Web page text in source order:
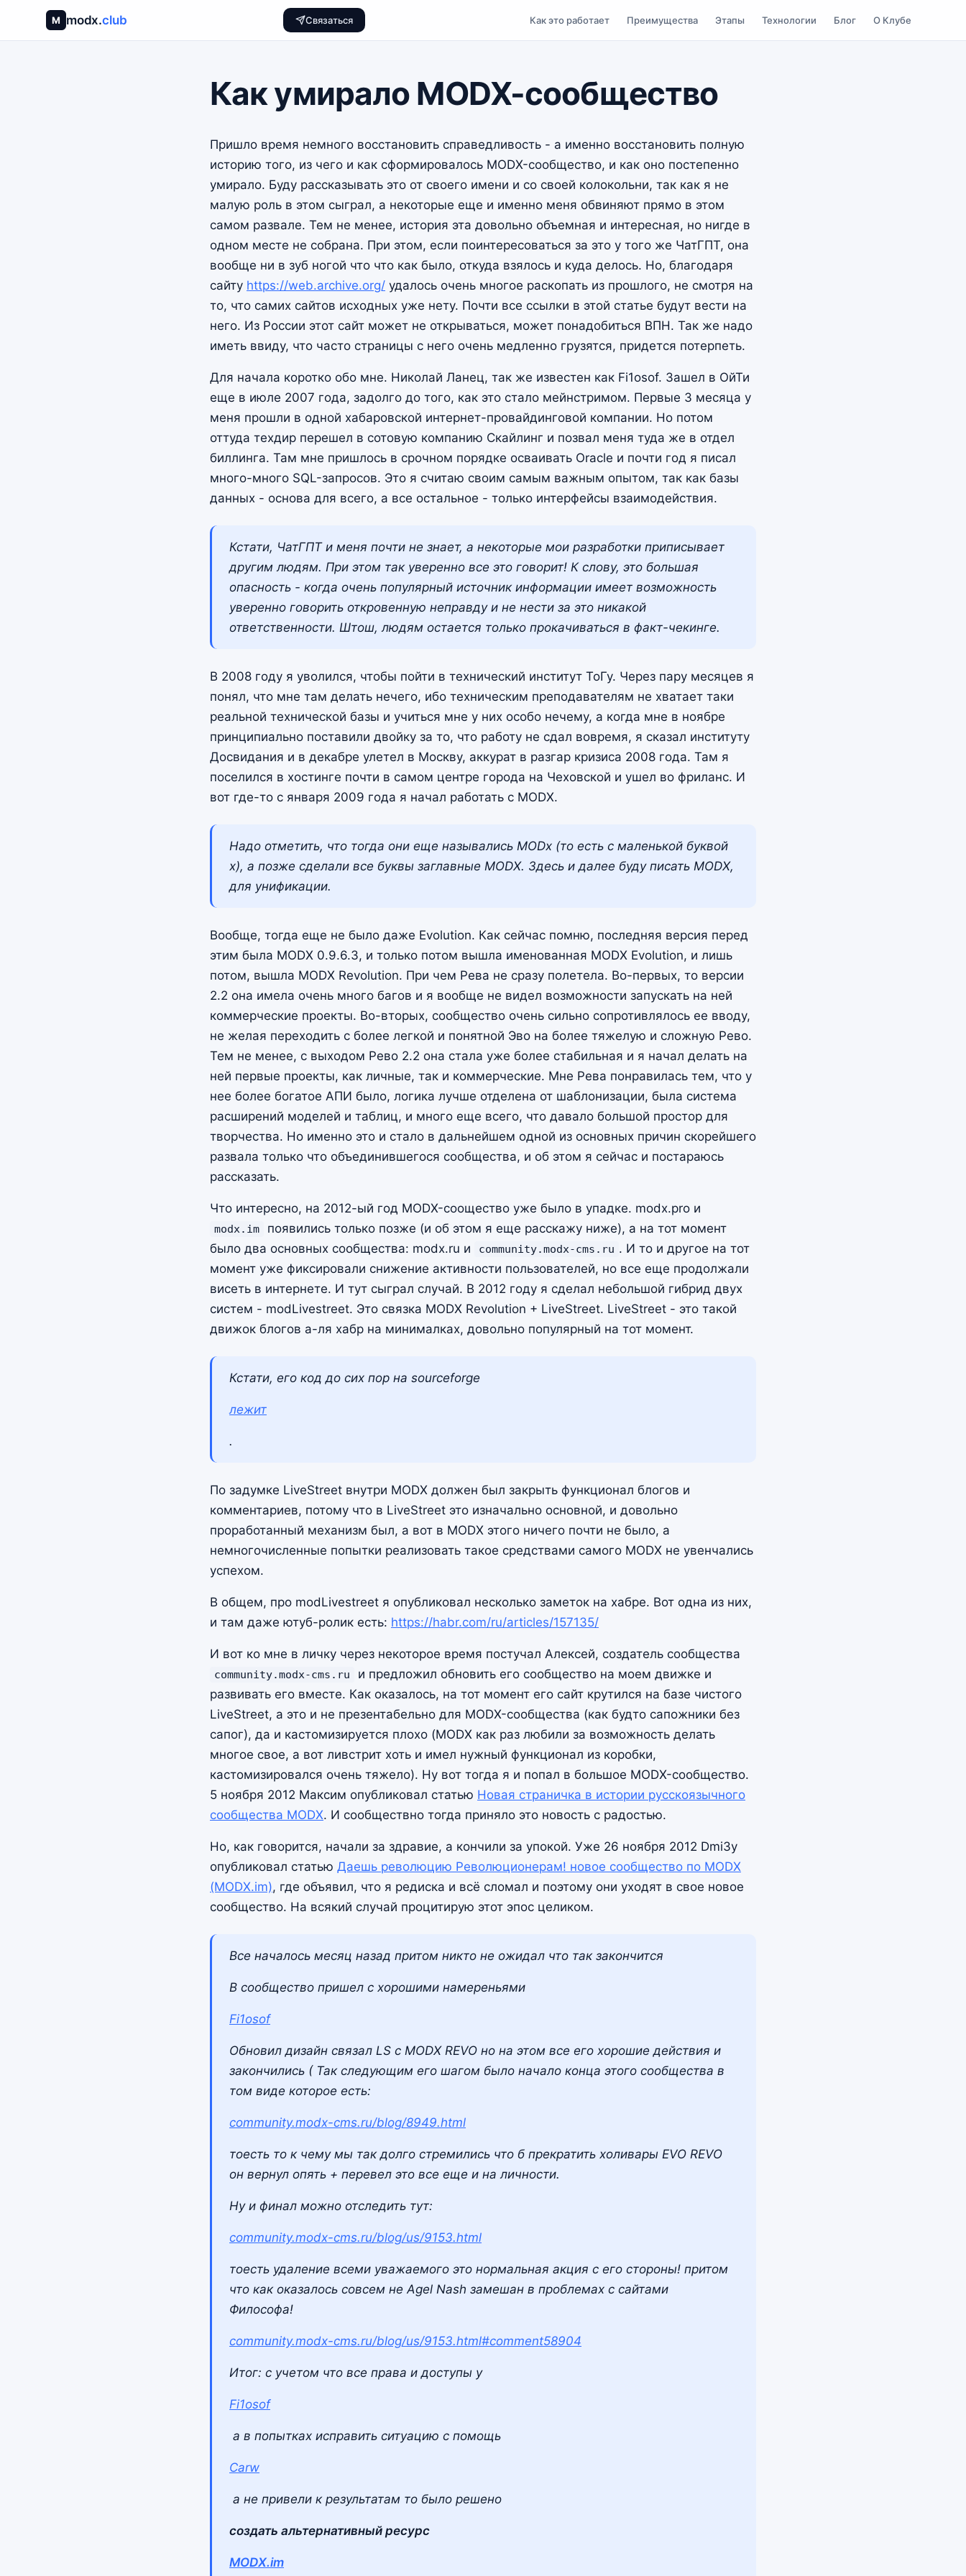
M modx.club Связаться Как это работает Преимущества Этапы Технологии Блог О Клубе
Как умирало MODX-сообщество
Пришло время немного восстановить справедливость - а именно восстановить полную
историю того, из чего и как сформировалось MODX-сообщество, и как оно постепенно
умирало. Буду рассказывать это от своего имени и со своей колокольни, так как я не
малую роль в этом сыграл, а некоторые еще и именно меня обвиняют прямо в этом
самом развале. Тем не менее, история эта довольно объемная и интересная, но нигде в
одном месте не собрана. При этом, если поинтересоваться за это у того же ЧатГПТ, она
вообще ни в зуб ногой что что как было, откуда взялось и куда делось. Но, благодаря
сайту https://web.archive.org/ удалось очень многое раскопать из прошлого, не смотря на
то, что самих сайтов исходных уже нету. Почти все ссылки в этой статье будут вести на
него. Из России этот сайт может не открываться, может понадобиться ВПН. Так же надо
иметь ввиду, что часто страницы с него очень медленно грузятся, придется потерпеть.
Для начала коротко обо мне. Николай Ланец, так же известен как Fi1osof. Зашел в ОйТи
еще в июле 2007 года, задолго до того, как это стало мейнстримом. Первые 3 месяца у
меня прошли в одной хабаровской интернет-провайдинговой компании. Но потом
оттуда техдир перешел в сотовую компанию Скайлинг и позвал меня туда же в отдел
биллинга. Там мне пришлось в срочном порядке осваивать Oracle и почти год я писал
много-много SQL-запросов. Это я считаю своим самым важным опытом, так как базы
данных - основа для всего, а все остальное - только интерфейсы взаимодействия.
Кстати, ЧатГПТ и меня почти не знает, а некоторые мои разработки приписывает
другим людям. При этом так уверенно все это говорит! К слову, это большая
опасность - когда очень популярный источник информации имеет возможность
уверенно говорить откровенную неправду и не нести за это никакой
ответственности. Штош, людям остается только прокачиваться в факт-чекинге.
В 2008 году я уволился, чтобы пойти в технический институт ТоГу. Через пару месяцев я
понял, что мне там делать нечего, ибо техническим преподавателям не хватает таки
реальной технической базы и учиться мне у них особо нечему, а когда мне в ноябре
принципиально поставили двойку за то, что работу не сдал вовремя, я сказал институту
Досвидания и в декабре улетел в Москву, аккурат в разгар кризиса 2008 года. Там я
поселился в хостинге почти в самом центре города на Чеховской и ушел во фриланс. И
вот где-то с января 2009 года я начал работать с MODX.
Надо отметить, что тогда они еще назывались MODx (то есть с маленькой буквой
x), а позже сделали все буквы заглавные MODX. Здесь и далее буду писать MODX,
для унификации.
Вообще, тогда еще не было даже Evolution. Как сейчас помню, последняя версия перед
этим была MODX 0.9.6.3, и только потом вышла именованная MODX Evolution, и лишь
потом, вышла MODX Revolution. При чем Рева не сразу полетела. Во-первых, то версии
2.2 она имела очень много багов и я вообще не видел возможности запускать на ней
коммерческие проекты. Во-вторых, сообщество очень сильно сопротивлялось ее вводу,
не желая переходить с более легкой и понятной Эво на более тяжелую и сложную Рево.
Тем не менее, с выходом Рево 2.2 она стала уже более стабильная и я начал делать на
ней первые проекты, как личные, так и коммерческие. Мне Рева понравилась тем, что у
нее более богатое АПИ было, логика лучше отделена от шаблонизации, была система
расширений моделей и таблиц, и много еще всего, что давало большой простор для
творчества. Но именно это и стало в дальнейшем одной из основных причин скорейшего
развала только что объединившегося сообщества, и об этом я сейчас и постараюсь
рассказать.
Что интересно, на 2012-ый год MODX-соощество уже было в упадке. modx.pro и
modx.im
появились только позже (и об этом я еще расскажу ниже), а на тот момент
было два основных сообщества: modx.ru и
community.modx-cms.ru . И то и другое на тот
момент уже фиксировали снижение активности пользователей, но все еще продолжали
висеть в интернете. И тут сыграл случай. В 2012 году я сделал небольшой гибрид двух
систем - modLivestreet. Это связка MODX Revolution + LiveStreet. LiveStreet - это такой
движок блогов а-ля хабр на минималках, довольно популярный на тот момент.
Кстати, его код до сих пор на sourceforge
лежит
.
По задумке LiveStreet внутри MODX должен был закрыть функционал блогов и
комментариев, потому что в LiveStreet это изначально основной, и довольно
проработанный механизм был, а вот в MODX этого ничего почти не было, а
немногочисленные попытки реализовать такое средствами самого MODX не увенчались
успехом.
В общем, про modLivestreet я опубликовал несколько заметок на хабре. Вот одна из них,
и там даже ютуб-ролик есть: https://habr.com/ru/articles/157135/
И вот ко мне в личку через некоторое время постучал Алексей, создатель сообщества
community.modx-cms.ru
и предложил обновить его сообщество на моем движке и
развивать его вместе. Как оказалось, на тот момент его сайт крутился на базе чистого
LiveStreet, а это и не презентабельно для MODX-сообщества (как будто сапожники без
сапог), да и кастомизируется плохо (MODX как раз любили за возможность делать
многое свое, а вот ливстрит хоть и имел нужный функционал из коробки,
кастомизировался очень тяжело). Ну вот тогда я и попал в большое MODX-сообщество.
5 ноября 2012 Максим опубликовал статью Новая страничка в истории русскоязычного
сообщества MODX. И сообществно тогда приняло это новость с радостью.
Но, как говорится, начали за здравие, а кончили за упокой. Уже 26 ноября 2012 Dmi3y
опубликовал статью Даешь революцию Революционерам! новое сообщество по MODX
(MODX.im), где объявил, что я редиска и всё сломал и поэтому они уходят в свое новое
сообщество. На всякий случай процитирую этот эпос целиком.
Все началось месяц назад притом никто не ожидал что так закончится
В сообщество пришел с хорошими намереньями
Fi1osof
Обновил дизайн связал LS с MODX REVO но на этом все его хорошие действия и
закончились ( Так следующим его шагом было начало конца этого сообщества в
том виде которое есть:
community.modx-cms.ru/blog/8949.html
тоесть то к чему мы так долго стремились что б прекратить холивары EVO REVO
он вернул опять + перевел это все еще и на личности.
Ну и финал можно отследить тут:
community.modx-cms.ru/blog/us/9153.html
тоесть удаление всеми уважаемого это нормальная акция с его стороны! притом
что как оказалось совсем не Agel Nash замешан в проблемах с сайтами
Философа!
community.modx-cms.ru/blog/us/9153.html#comment58904
Итог: с учетом что все права и доступы у
Fi1osof
а в попытках исправить ситуацию с помощь
Carw
а не привели к результатам то было решено
создать альтернативный ресурс
MODX.im